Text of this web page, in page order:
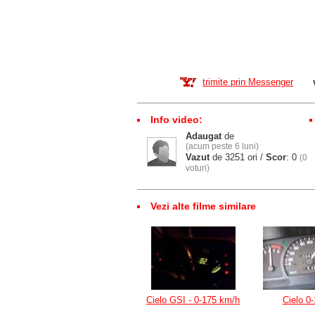
trimite prin Messenger
Info video:
Adaugatde
(acum peste 6 luni)
Vazutde 3251 ori / Scor: 0 (0
voturi)
Vezi alte filme similare
Cielo GSI - 0-175 km/h Cielo 0-